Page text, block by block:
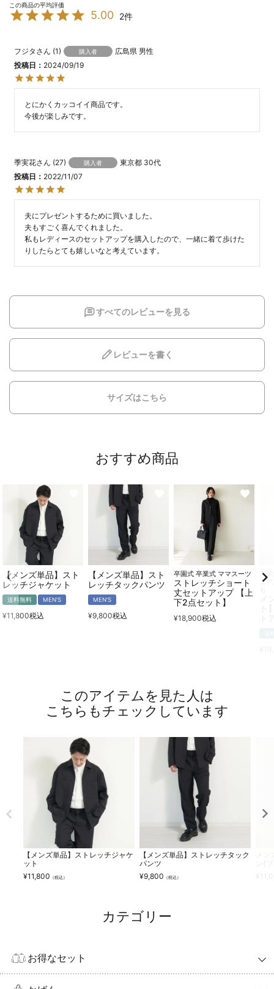
5.00 2
フジタ 1 購入者 広島県 男性
投稿日
2024/09/19
とにかくカッコイイ商品です。
今後が楽しみです。
季実花 27 購入者 東京都 30代
投稿日
2022/11/07
夫にプレゼントするために買いました。
夫もすごく喜んでくれました。
私もレディースのセットアップを購入したので、一緒に着て歩けた
りしたらとても嬉しいなと考えています。
すべてのレビューを見る
レビューを書く
サイズはこちら
おすすめ商品
【メンズ単品】スト
レッチジャケット
送料無料 MEN'S
¥11,800税込
【メンズ単品】スト
レッチタックパンツ
MEN'S
¥9,800税込
卒園式 卒業式 ママスーツ
ストレッチショート
丈セットアップ 【上
下2点セット】
¥18,900税込
入
ュ
このアイテムを見た人は
こちらもチェックしています
【メンズ単品】ストレッチジャケ
ット
¥11,800 （税込）
【メンズ単品】ストレッチタック
パンツ
¥9,800 （税込）
カテゴリー
お得なセット